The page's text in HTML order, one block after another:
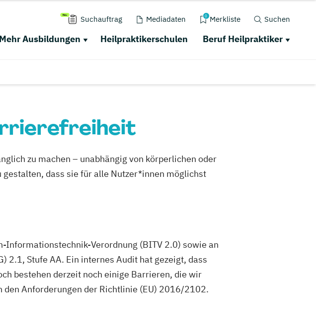
Suchauftrag Mediadaten 0 Merkliste Suchen
Mehr Ausbildungen Heilpraktikerschulen Beruf Heilpraktiker
zu machen – unabhängig von körperlichen oder
dass sie für alle Nutzer*innen möglichst
Verordnung (BITV 2.0) sowie an
2.1, Stufe AA. Ein internes Audit hat gezeigt, dass
bestehen derzeit noch einige Barrieren, die wir
Anforderungen der Richtlinie (EU) 2016/2102.